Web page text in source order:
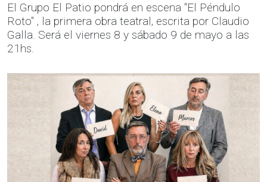
El Grupo El Patio pondrá en escena "El Péndulo
Roto" , la primera obra teatral, escrita por Claudio
Galla. Será el viernes 8 y sábado 9 de mayo a las
21hs.